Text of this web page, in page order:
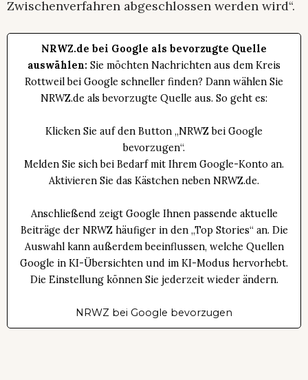
Zwischenverfahren abgeschlossen werden wird“.
NRWZ.de bei Google als bevorzugte Quelle
auswählen: Sie möchten Nachrichten aus dem Kreis
Rottweil bei Google schneller finden? Dann wählen Sie
NRWZ.de als bevorzugte Quelle aus. So geht es:
Klicken Sie auf den Button „NRWZ bei Google
bevorzugen“.
Melden Sie sich bei Bedarf mit Ihrem Google-Konto an.
Aktivieren Sie das Kästchen neben NRWZ.de.
Anschließend zeigt Google Ihnen passende aktuelle
Beiträge der NRWZ häufiger in den „Top Stories“ an. Die
Auswahl kann außerdem beeinflussen, welche Quellen
Google in KI-Übersichten und im KI-Modus hervorhebt.
Die Einstellung können Sie jederzeit wieder ändern.
NRWZ bei Google bevorzugen